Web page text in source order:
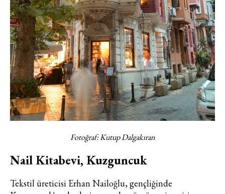
Fotoğraf: Kutup Dalgakıran
Nail Kitabevi, Kuzguncuk
Tekstil üreticisi Erhan Nailoğlu, gençliğinde